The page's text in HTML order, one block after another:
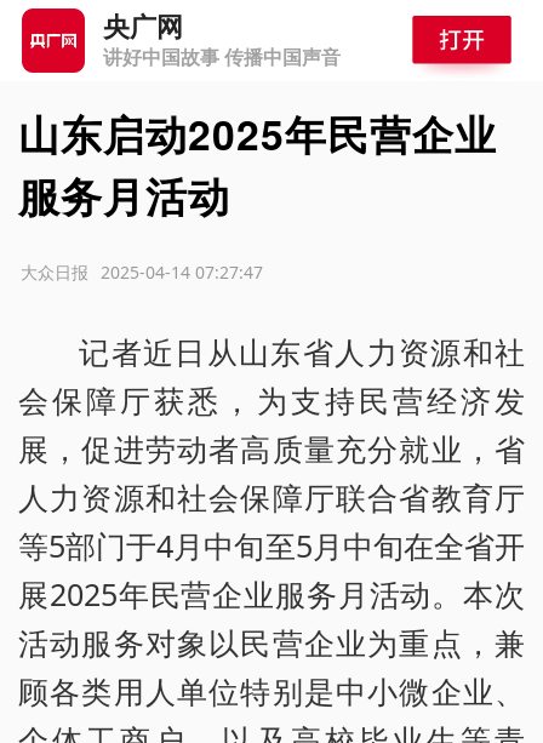
央广网
讲好中国故事 传播中国声音
山东启动2025年民营企业
服务月活动
2025-04-14 07:27:47
大众日报
记者近日从山东省人力资源和社
会保障厅获悉，为支持民营经济发
展，促进劳动者高质量充分就业，省
人力资源和社会保障厅联合省教育厅
等5部门于4月中旬至5月中旬在全省开
展2025年民营企业服务月活动。本次
活动服务对象以民营企业为重点，兼
顾各类用人单位特别是中小微企业、